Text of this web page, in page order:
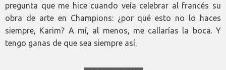
pregunta que me hice cuando veía celebrar al francés su
obra de arte en Champions: ¿por qué esto no lo haces
siempre, Karim? A mí, al menos, me callarías la boca. Y
tengo ganas de que sea siempre así.